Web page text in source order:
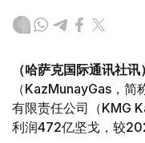
（哈萨克国际通讯社讯）
（KazMunayGas，
有限责任公司（KMG
利润472亿坚戈，较